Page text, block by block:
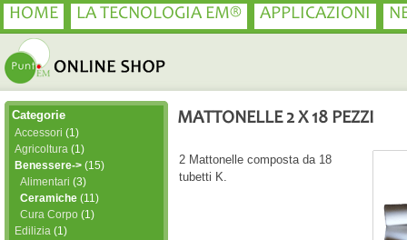
HOME LA TECNOLOGIA EM® APPLICAZIONI
MATTONELLE 2 X 18 PEZZI
2 Mattonelle composta da 18
tubetti K.
Categorie
Accessori (1)
Agricoltura (1)
Benessere-> (15)
Alimentari (3)
Ceramiche (11)
Cura Corpo (1)
Edilizia (1)